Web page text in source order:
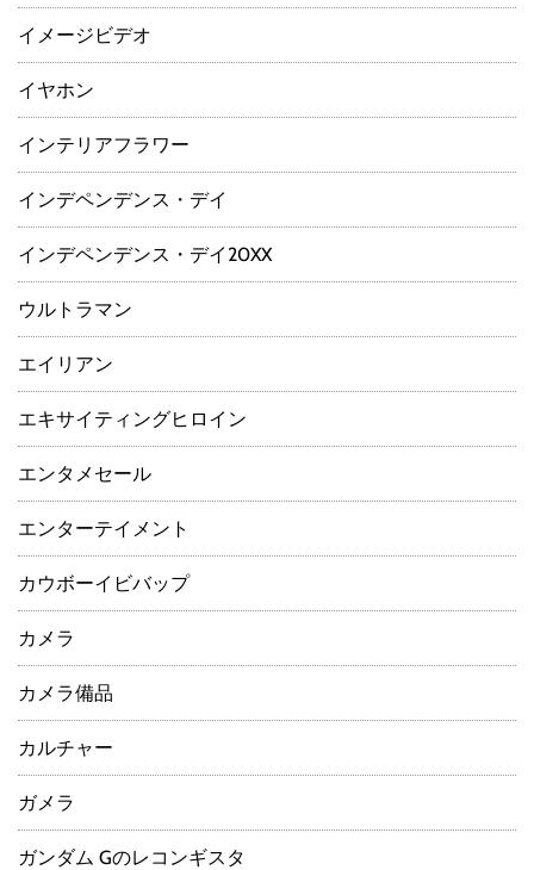
イメージビデオ
イヤホン
インテリアフラワー
インデペンデンス・デイ
インデペンデンス・デイ20XX
ウルトラマン
エイリアン
エキサイティングヒロイン
エンタメセール
エンターテイメント
カウボーイビバップ
カメラ
カメラ備品
カルチャー
ガメラ
ガンダム Gのレコンギスタ